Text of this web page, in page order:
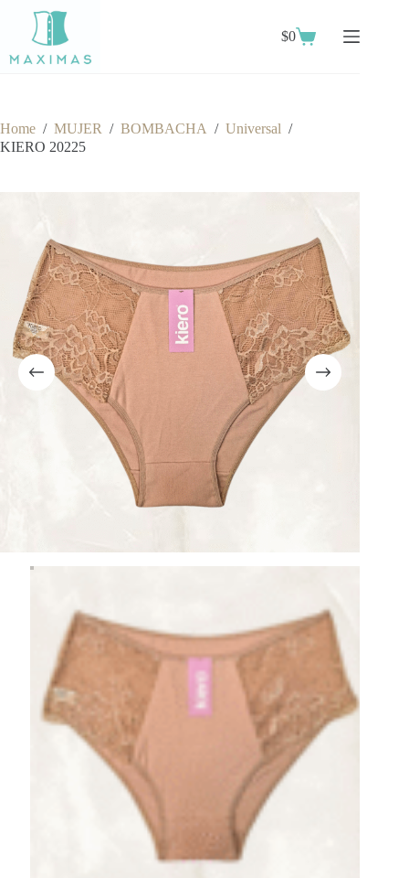
content
Shopping
$0
Home / MUJER / BOMBACHA / Universal /
KIERO 20225